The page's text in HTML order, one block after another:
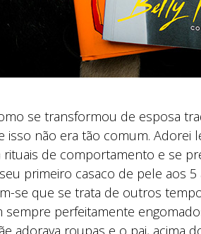
se transformou de esposa
isso não era tão comum. Adorei
rituais de comportamento e se
primeiro casaco de pele aos
se que se trata de outros
sempre perfeitamente
adorava roupas e o pai, acima